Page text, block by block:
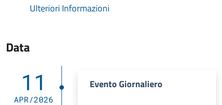
Ulteriori Informazioni
Data
11
APR/2026
Evento Giornaliero